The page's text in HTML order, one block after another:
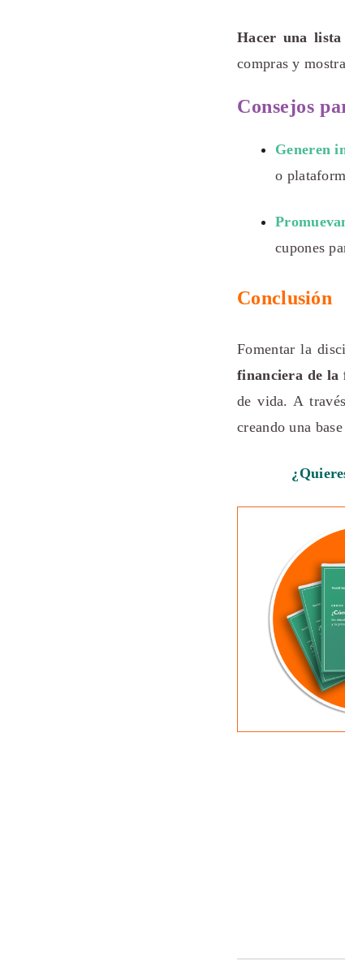
Hacer una lista
compras y
Consejos
Generen
o
cupones
Conclusión
Fomentar la
financiera de la
de vida. A
creando una